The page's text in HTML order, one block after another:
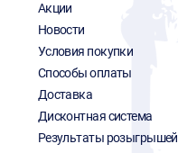
Акции
Новости
Условия покупки
Способы оплаты
Доставка
Дисконтная система
Результаты розыгрышей